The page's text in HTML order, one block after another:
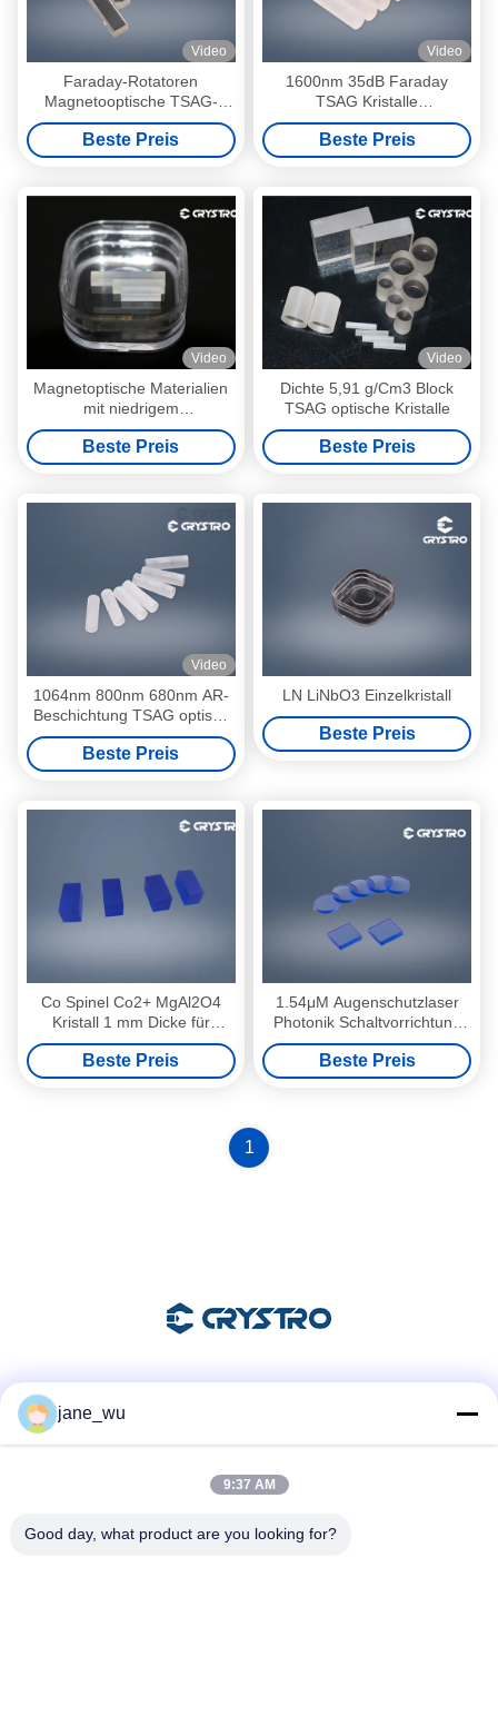
Video
Faraday-Rotatoren
Magnetooptische TSAG-
Kristalle
Beste Preis
Video
1600nm 35dB Faraday
TSAG Kristalle
Tb3Sc2Al3O12 Formel
Beste Preis
Video
Magnetoptische Materialien
mit niedrigem
Absorptionsgrad
Beste Preis
Video
Dichte 5,91 g/Cm3 Block
TSAG optische Kristalle
Beste Preis
Video
1064nm 800nm 680nm AR-
Beschichtung TSAG optisch
aktive Kristalle
Beste Preis
LN LiNbO3 Einzelkristall
Beste Preis
Co Spinel Co2+ MgAl2O4
Kristall 1 mm Dicke für
Hochleistungslaser
Beste Preis
1.54μM Augenschutzlaser
Photonik Schaltvorrichtung
Magnesium Spinel MgAl2O4
Beste Preis
1
jane_wu
9:37 AM
Good day, what product are you looking for?